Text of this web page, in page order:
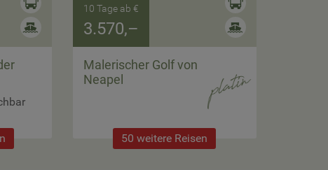
10 Tage ab €
3.570,–
Malerischer Golf von
Neapel
50 weitere Reisen